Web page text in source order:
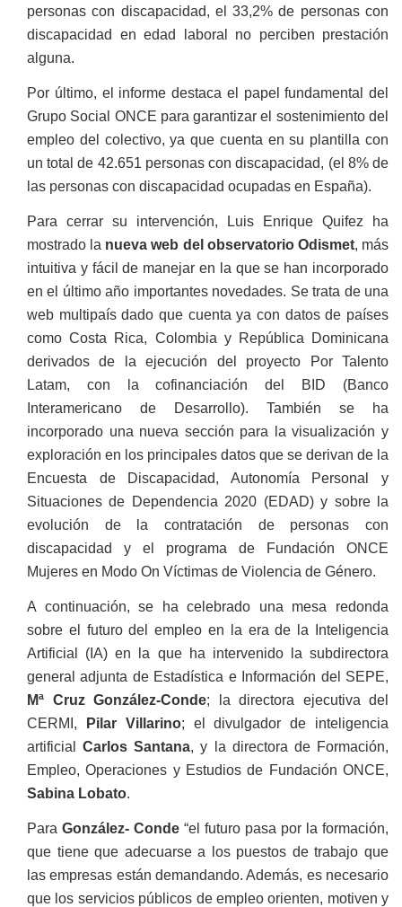
personas con discapacidad, el 33,2% de personas con
discapacidad en edad laboral no perciben prestación
alguna.
Por último, el informe destaca el papel fundamental del
Grupo Social ONCE para garantizar el sostenimiento del
empleo del colectivo, ya que cuenta en su plantilla con
un total de 42.651 personas con discapacidad, (el 8% de
las personas con discapacidad ocupadas en España).
Para cerrar su intervención, Luis Enrique Quifez ha
mostrado la nueva web del observatorio Odismet, más
intuitiva y fácil de manejar en la que se han incorporado
en el último año importantes novedades. Se trata de una
web multipaís dado que cuenta ya con datos de países
como Costa Rica, Colombia y República Dominicana
derivados de la ejecución del proyecto Por Talento
Latam, con la cofinanciación del BID (Banco
Interamericano de Desarrollo). También se ha
incorporado una nueva sección para la visualización y
exploración en los principales datos que se derivan de la
Encuesta de Discapacidad, Autonomía Personal y
Situaciones de Dependencia 2020 (EDAD) y sobre la
evolución de la contratación de personas con
discapacidad y el programa de Fundación ONCE
Mujeres en Modo On Víctimas de Violencia de Género.
A continuación, se ha celebrado una mesa redonda
sobre el futuro del empleo en la era de la Inteligencia
Artificial (IA) en la que ha intervenido la subdirectora
general adjunta de Estadística e Información del SEPE,
Mª Cruz González-Conde; la directora ejecutiva del
CERMI,
Pilar Villarino; el divulgador de inteligencia
artificialCarlos Santana, y la directora de Formación,
Empleo, Operaciones y Estudios de Fundación ONCE,
Sabina Lobato.
Para González- Conde “el futuro pasa por la formación,
que tiene que adecuarse a los puestos de trabajo que
las empresas están demandando. Además, es necesario
que los servicios públicos de empleo orienten, motiven y